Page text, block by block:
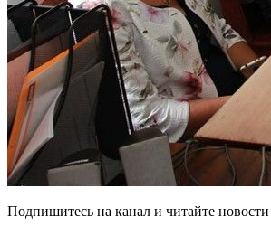
Подпишитесь на канал и читайте